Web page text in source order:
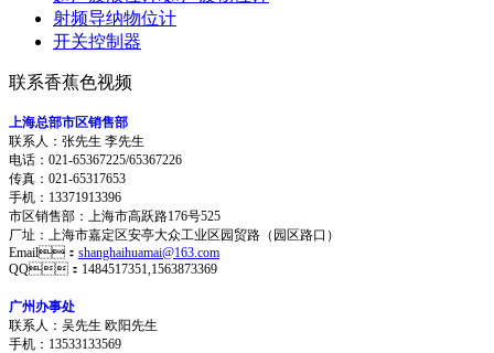
射频导纳物位计
开关控制器
联系香蕉色视频
上海总部市区销售部
联系人：张先生 李先生
电话：021-65367225/65367226
传真：021-65317653
手机：13371913396
市区销售部：上海市高跃路176号525
厂址：上海市嘉定区安亭大众工业区园贸路（园区路口）
Email： shanghaihuamai@163.com
QQ：1484517351,1563873369
广州办事处
联系人：吴先生 欧阳先生
手机：13533133569